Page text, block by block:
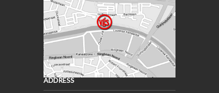
ADDRESS